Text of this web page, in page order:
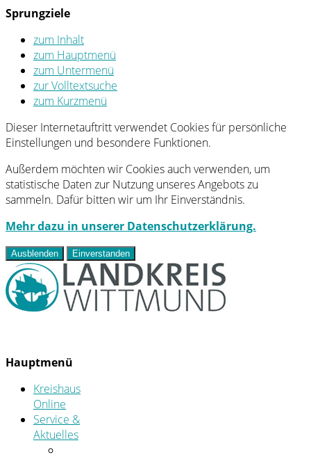
Sprungziele
zum Inhalt
zum Hauptmenü
zum Untermenü
zur Volltextsuche
zum Kurzmenü
Dieser Internetauftritt verwendet Cookies für persönliche
Einstellungen und besondere Funktionen.
Außerdem möchten wir Cookies auch verwenden, um
statistische Daten zur Nutzung unseres Angebots zu
sammeln. Dafür bitten wir um Ihr Einverständnis.
Mehr dazu in unserer Datenschutzerklärung.
Ausblenden Einverstanden
Hauptmenü
Kreishaus
Online
Service &
Aktuelles